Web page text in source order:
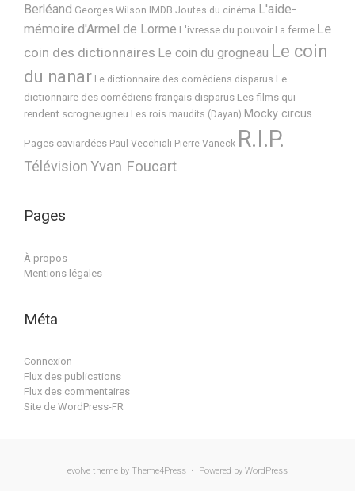
Berléand Georges Wilson IMDB Joutes du cinéma L'aide-
mémoire d'Armel de Lorme L'ivresse du pouvoir La ferme Le
coin des dictionnaires Le coin du grogneau Le coin
du nanar Le dictionnaire des comédiens disparus Le
dictionnaire des comédiens français disparus Les films qui
rendent scrogneugneu Les rois maudits (Dayan) Mocky circus
Pages caviardées Paul Vecchiali Pierre Vaneck R.I.P.
TélévisionYvan Foucart
Pages
À propos
Mentions légales
Méta
Connexion
Flux des publications
Flux des commentaires
Site de WordPress-FR
evolve theme by Theme4Press • Powered by WordPress